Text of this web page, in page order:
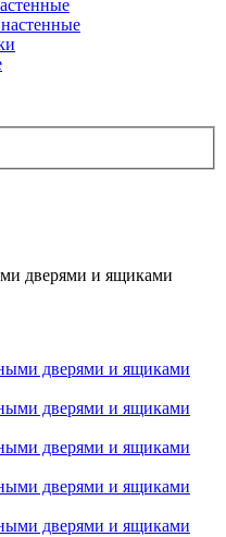
дверями и ящиками